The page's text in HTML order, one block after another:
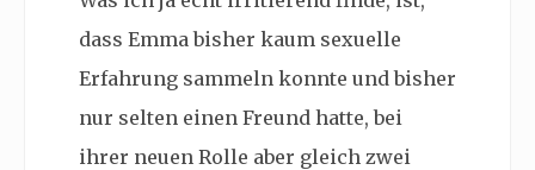
dass Emma bisher kaum sexuelle
Erfahrung sammeln konnte und bisher
nur selten einen Freund hatte, bei
ihrer neuen Rolle aber gleich zwei